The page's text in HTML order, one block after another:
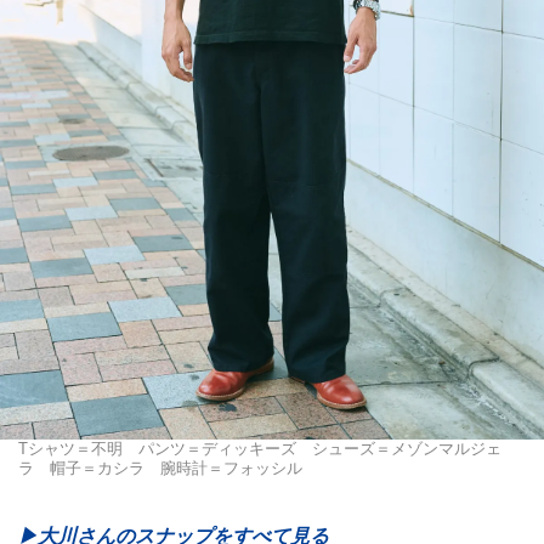
Tシャツ＝不明 パンツ＝ディッキーズ シューズ＝メゾンマルジェ
ラ 帽子＝カシラ 腕時計＝フォッシル
▶︎大川さんのスナップをすべて見る